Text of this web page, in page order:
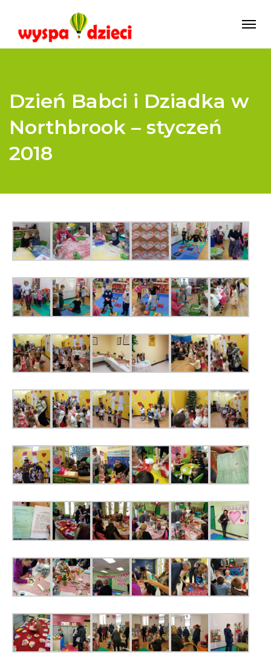
Dzień Babci i Dziadka w
Northbrook – styczeń
2018